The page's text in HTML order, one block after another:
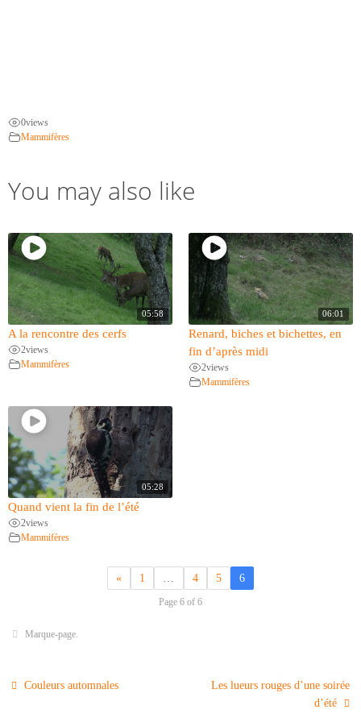
0views
Mammifères
You may also like
05:58
A la rencontre des cerfs
2views
Mammifères
06:01
Renard, biches et bichettes, en
fin d’après midi
2views
Mammifères
05:28
Quand vient la fin de l’été
2views
Mammifères
« 1 4 5 6
Page 6 of 6
Marque-page.
Couleurs automnales
Les lueurs rouges d’une soirée
d’été